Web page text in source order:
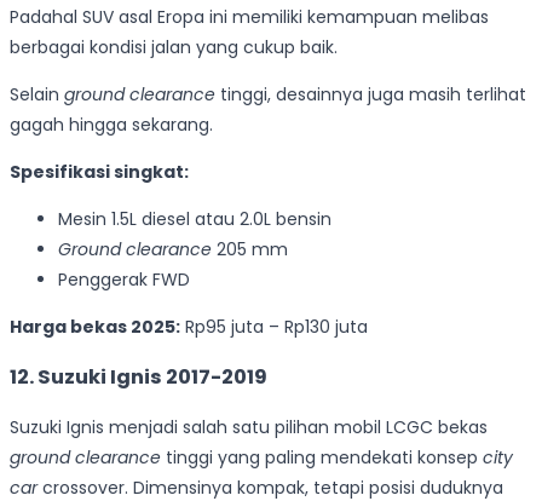
Padahal SUV asal Eropa ini memiliki kemampuan melibas
berbagai kondisi jalan yang cukup baik.
Selain ground clearance tinggi, desainnya juga masih terlihat
gagah hingga sekarang.
Spesifikasi singkat:
Mesin 1.5L diesel atau 2.0L bensin
Ground clearance 205 mm
Penggerak FWD
Harga bekas 2025: Rp95 juta – Rp130 juta
12. Suzuki Ignis 2017-2019
Suzuki Ignis menjadi salah satu pilihan mobil LCGC bekas
ground clearance tinggi yang paling mendekati konsep city
carcrossover. Dimensinya kompak, tetapi posisi duduknya